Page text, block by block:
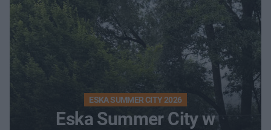
ESKA SUMMER CITY 2026
Eska Summer City w